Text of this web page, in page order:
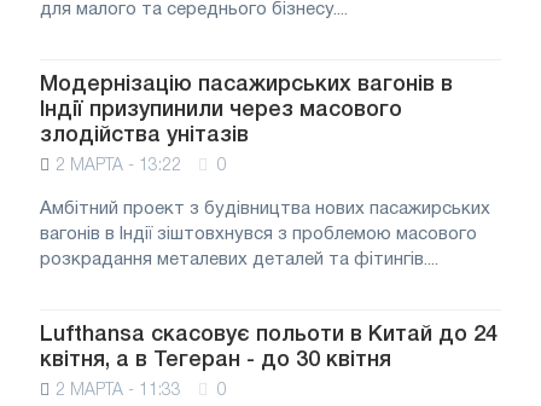
для малого та середнього бізнесу....
Модернізацію пасажирських вагонів в
Індії призупинили через масового
злодійства унітазів
2 МАРТА - 13:22 0
Амбітний проект з будівництва нових пасажирських
вагонів в Індії зіштовхнувся з проблемою масового
розкрадання металевих деталей та фітингів....
Lufthansa скасовує польоти в Китай до 24
квітня, а в Тегеран - до 30 квітня
2 МАРТА - 11:33 0